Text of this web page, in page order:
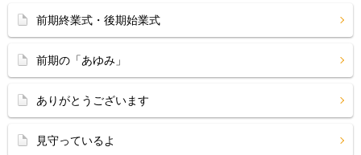
前期終業式・後期始業式
前期の「あゆみ」
ありがとうございます
見守っているよ